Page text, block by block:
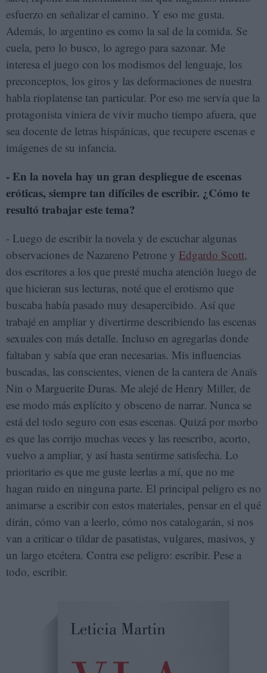
esfuerzo en señalizar el camino. Y eso me gusta.
Además, lo argentino es como la sal de la comida. Se
cuela, pero lo busco, lo agrego para sazonar. Me
interesa el juego con los modismos del lenguaje, los
preconceptos, los giros y las deformaciones de nuestra
habla rioplatense tan particular. Por eso me servía que la
protagonista viniera de vivir mucho tiempo afuera, que
sea docente de letras hispánicas, que recupere escenas e
imágenes de su infancia.
- En la novela hay un gran despliegue de escenas
eróticas, siempre tan difíciles de escribir. ¿Cómo te
resultó trabajar este tema?
- Luego de escribir la novela y de escuchar algunas
observaciones de Nazareno Petrone y Edgardo Scott,
dos escritores a los que presté mucha atención luego de
que hicieran sus lecturas, noté que el erotismo que
buscaba había pasado muy desapercibido. Así que
trabajé en ampliar y divertirme describiendo las escenas
sexuales con más detalle. Incluso en agregarlas donde
faltaban y sabía que eran necesarias. Mis influencias
buscadas, las conscientes, vienen de la cantera de Anaïs
Nin o Marguerite Duras. Me alejé de Henry Miller, de
ese modo más explícito y obsceno de narrar. Nunca se
está del todo seguro con esas escenas. Quizá por morbo
es que las corrijo muchas veces y las reescribo, acorto,
vuelvo a ampliar, y así hasta sentirme satisfecha. Lo
prioritario es que me guste leerlas a mí, que no me
hagan ruido en ninguna parte. El principal peligro es no
animarse a escribir con estos materiales, pensar en el qué
dirán, cómo van a leerlo, cómo nos catalogarán, si nos
van a criticar o tildar de pasatistas, vulgares, masivos, y
un largo etcétera. Contra ese peligro: escribir. Pese a
todo, escribir.